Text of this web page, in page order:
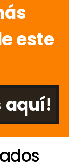
este
aquí!